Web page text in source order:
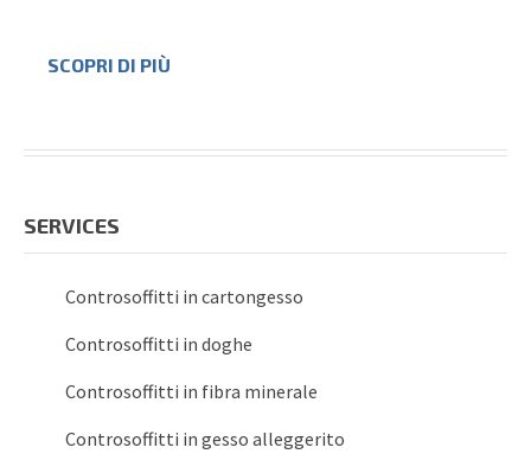
SCOPRI DI PIÙ
SERVICES
Controsoffitti in cartongesso
Controsoffitti in doghe
Controsoffitti in fibra minerale
Controsoffitti in gesso alleggerito